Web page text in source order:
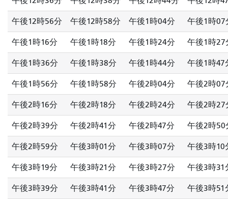
午後12時56分 午後12時58分 午後1時04分 午後1時07
午後1時16分 午後1時18分 午後1時24分 午後1時27
午後1時36分 午後1時38分 午後1時44分 午後1時47
午後1時56分 午後1時58分 午後2時04分 午後2時07
午後2時16分 午後2時18分 午後2時24分 午後2時27
午後2時39分 午後2時41分 午後2時47分 午後2時50
午後2時59分 午後3時01分 午後3時07分 午後3時10
午後3時19分 午後3時21分 午後3時27分 午後3時31
午後3時39分 午後3時41分 午後3時47分 午後3時51